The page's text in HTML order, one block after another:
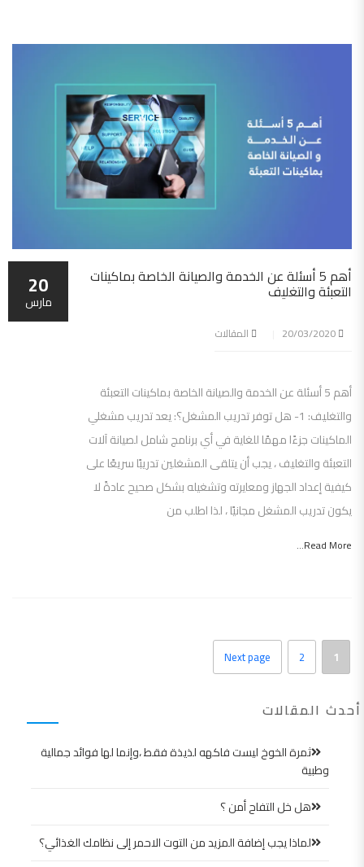
أهم 5 أسئلة عن الخدمة والصيانة الخاصة بماكينات
التعبئة والتغليف
المقالات
أهم 5 أسئلة عن الخدمة والصيانة الخاصة بماكينات التعبئة
والتغليف: 1- هل توفر تدريب المشغل؟: يعد تدريب مشغلي
الماكينات جزءًا مهمًا للغاية في أي برنامج شامل لصيانة آلات
التعبئة والتغليف ، يجب أن يتلقى المشغلين تدريبًا سريعًا على
كيفية إعداد الجهاز ومعايرته وتشغيله بشكل صحيح عادةً لا
يكون تدريب المشغل مجانيًا ، لذا اطلب من
Read More...
20
مارس
1
2
Next page
أحدث المقالات
ثمرة الخوخ ليست فاكهه لذيذة فقط ،وإنما لها فوائد جمالية
وطبية
هل خل التفاح أمن ؟
لماذا يجب إضافة المزيد من التوت الاحمر إلى نظامك الغذائي؟